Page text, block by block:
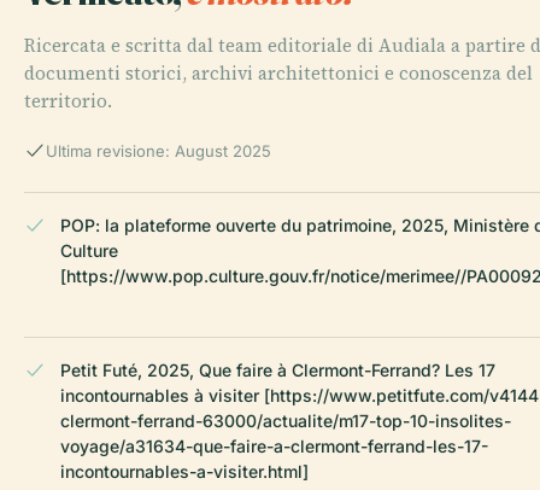
Ricercata e scritta dal team editoriale di Audiala a partire
documenti storici, archivi architettonici e conoscenza del
territorio.
Ultima revisione: August 2025
POP: la plateforme ouverte du patrimoine, 2025, Ministère
Culture
[https://www.pop.culture.gouv.fr/notice/merimee//
Petit Futé, 2025, Que faire à Clermont-Ferrand? Les 17
incontournables à visiter [https://www.petitfute.com/
clermont-ferrand-63000/actualite/m17-top-10-insolites-
voyage/a31634-que-faire-a-clermont-ferrand-les-17-
incontournables-a-visiter.html]